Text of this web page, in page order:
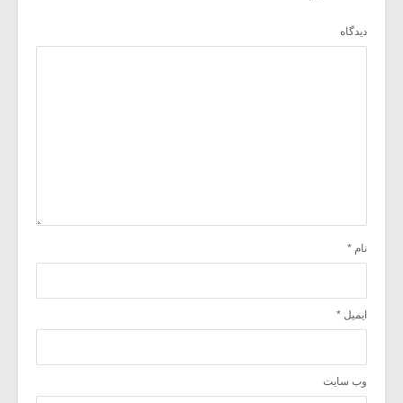
دیدگاه
نام *
ایمیل *
وب‌ سایت